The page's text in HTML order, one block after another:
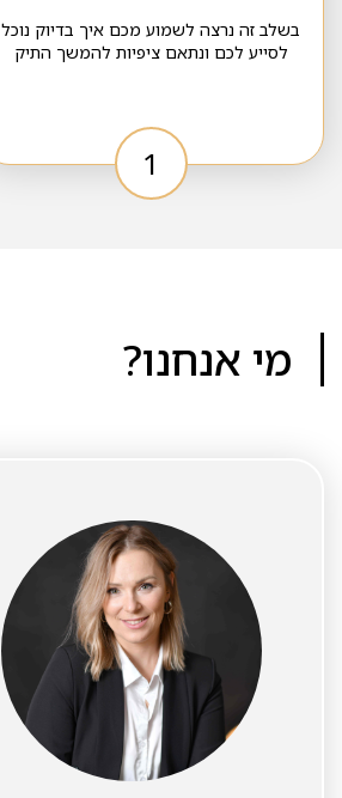
בשלב זה נרצה לשמוע מכם איך בדיוק נוכל
לסייע לכם ונתאם ציפיות להמשך התיק
1
מי אנחנו?